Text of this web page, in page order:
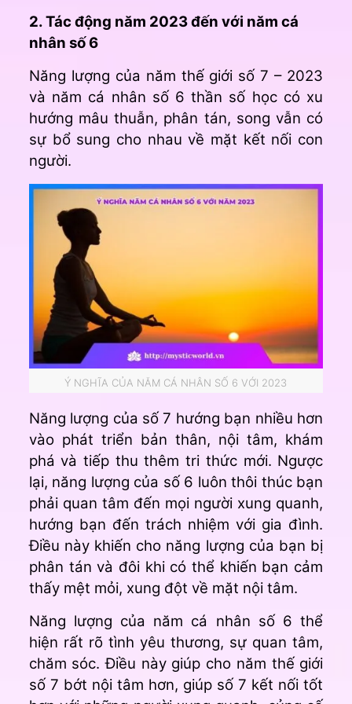
2. Tác động năm 2023 đến với năm cá
nhân số 6
Năng lượng của năm thế giới số 7 – 2023
và năm cá nhân số 6 thần số học có xu
hướng mâu thuẫn, phân tán, song vẫn có
sự bổ sung cho nhau về mặt kết nối con
người.
Ý NGHĨA CỦA NĂM CÁ NHÂN SỐ 6 VỚI 2023
Năng lượng của số 7 hướng bạn nhiều hơn
vào phát triển bản thân, nội tâm, khám
phá và tiếp thu thêm tri thức mới. Ngược
lại, năng lượng của số 6 luôn thôi thúc bạn
phải quan tâm đến mọi người xung quanh,
hướng bạn đến trách nhiệm với gia đình.
Điều này khiến cho năng lượng của bạn bị
phân tán và đôi khi có thể khiến bạn cảm
thấy mệt mỏi, xung đột về mặt nội tâm.
Năng lượng của năm cá nhân số 6 thể
hiện rất rõ tình yêu thương, sự quan tâm,
chăm sóc. Điều này giúp cho năm thế giới
số 7 bớt nội tâm hơn, giúp số 7 kết nối tốt